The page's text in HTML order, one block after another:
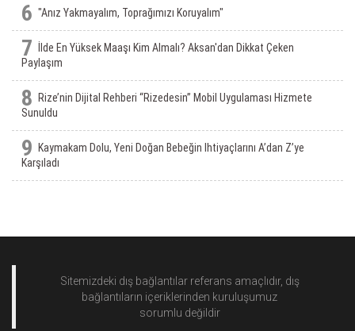
6 "Anız Yakmayalım, Toprağımızı Koruyalım"
7
İlde En Yüksek Maaşı Kim Almalı? Aksan'dan Dikkat Çeken
Paylaşım
8
Rize’nin Dijital Rehberi “Rizedesin” Mobil Uygulaması Hizmete
Sunuldu
9
Kaymakam Dolu, Yeni Doğan Bebeğin Ihtiyaçlarını A’dan Z’ye
Karşıladı
Sitemizdeki dış bağlantılar referans amaçlıdır, dış
bağlantıların içeriklerinden kuruluşumuz
sorumlu değildir